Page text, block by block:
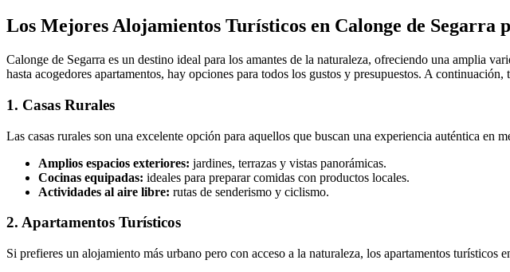
Los Mejores Alojamientos Turísticos en Calonge de
Calonge de Segarra es un destino ideal para los amantes de la naturaleza, ofreciendo una amplia
hasta acogedores apartamentos, hay opciones para todos los gustos y presupuestos. A
1. Casas Rurales
Las casas rurales son una excelente opción para aquellos que buscan una experiencia auténtica en
Amplios espacios exteriores: jardines, terrazas y vistas panorámicas.
Cocinas equipadas: ideales para preparar comidas con productos locales.
Actividades al aire libre: rutas de senderismo y ciclismo.
2. Apartamentos Turísticos
Si prefieres un alojamiento más urbano pero con acceso a la naturaleza, los apartamentos turísticos